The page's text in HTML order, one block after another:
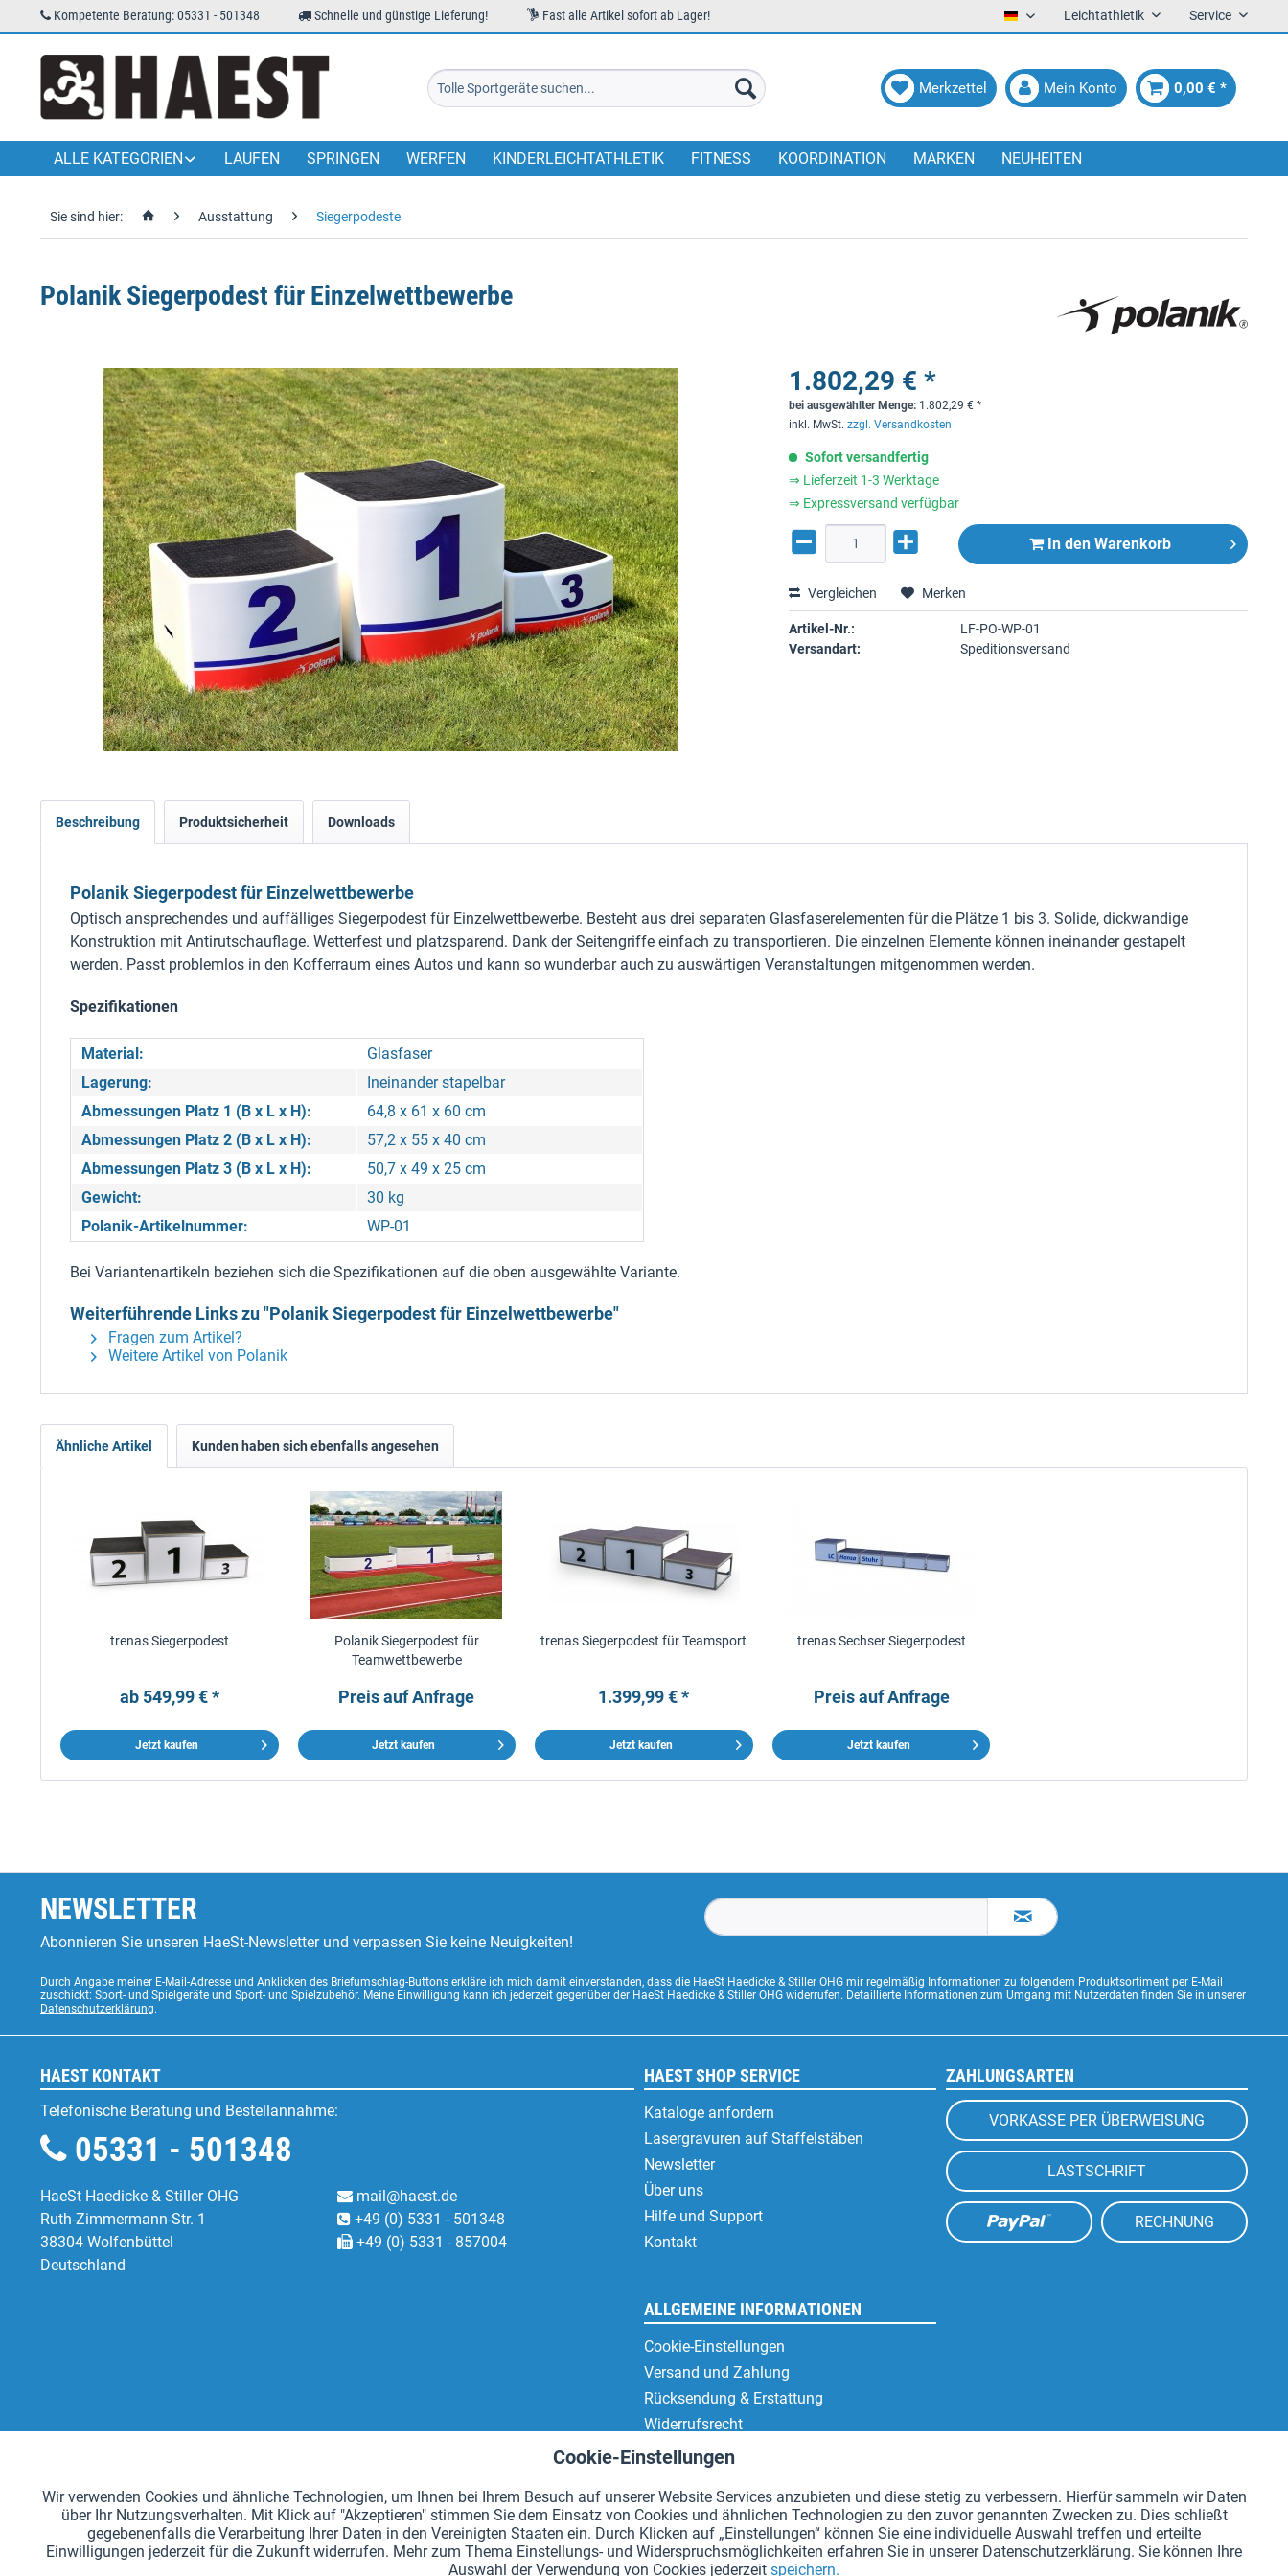
Kompetente Beratung: 05331 - 501348 Schnelle und günstige Lieferung! Fast alle Artikel sofort ab Lager! DeutschLeichtathletik Service
Merkzettel Mein Konto 0,00 € *
ALLE KATEGORIEN LAUFEN SPRINGEN WERFEN KINDERLEICHTATHLETIK FITNESS KOORDINATION MARKEN NEUHEITEN
Sie sind hier: Ausstattung Siegerpodeste
Polanik Siegerpodest für Einzelwettbewerbe
1.802,29 € *
bei ausgewählter Menge: 1.802,29 € *
inkl. MwSt.zzgl. Versandkosten
Sofort versandfertig
⇒ Lieferzeit 1-3 Werktage
⇒ Expressversand verfügbar
In den Warenkorb
Vergleichen Merken
Artikel-Nr.:
LF-PO-WP-01
Versandart:
Speditionsversand
Beschreibung Produktsicherheit Downloads
Polanik Siegerpodest für Einzelwettbewerbe
Optisch ansprechendes und auffälliges Siegerpodest für Einzelwettbewerbe. Besteht aus drei separaten Glasfaserelementen für die Plätze 1 bis 3. Solide, dickwandige
Konstruktion mit Antirutschauflage. Wetterfest und platzsparend. Dank der Seitengriffe einfach zu transportieren. Die einzelnen Elemente können ineinander gestapelt
werden. Passt problemlos in den Kofferraum eines Autos und kann so wunderbar auch zu auswärtigen Veranstaltungen mitgenommen werden.
Spezifikationen
Material:
Glasfaser
Lagerung:
Ineinander stapelbar
Abmessungen Platz 1 (B x L x H):
64,8 x 61 x 60 cm
Abmessungen Platz 2 (B x L x H):
57,2 x 55 x 40 cm
Abmessungen Platz 3 (B x L x H):
50,7 x 49 x 25 cm
Gewicht:
30 kg
Polanik-Artikelnummer:
WP-01
Bei Variantenartikeln beziehen sich die Spezifikationen auf die oben ausgewählte Variante.
Weiterführende Links zu "Polanik Siegerpodest für Einzelwettbewerbe"
Fragen zum Artikel?
Weitere Artikel von Polanik
Ähnliche Artikel Kunden haben sich ebenfalls angesehen
trenas Siegerpodest
ab 549,99 € *
Jetzt kaufen
Polanik Siegerpodest für
Teamwettbewerbe
Preis auf Anfrage
Jetzt kaufen
trenas Siegerpodest für Teamsport
1.399,99 € *
Jetzt kaufen
trenas Sechser Siegerpodest
Preis auf Anfrage
Jetzt kaufen
NEWSLETTER
Abonnieren Sie unseren HaeSt-Newsletter und verpassen Sie keine Neuigkeiten!
Durch Angabe meiner E-Mail-Adresse und Anklicken des Briefumschlag-Buttons erkläre ich mich damit einverstanden, dass die HaeSt Haedicke & Stiller OHG mir regelmäßig Informationen zu folgendem Produktsortiment per E-Mail
zuschickt: Sport- und Spielgeräte und Sport- und Spielzubehör. Meine Einwilligung kann ich jederzeit gegenüber der HaeSt Haedicke & Stiller OHG widerrufen. Detaillierte Informationen zum Umgang mit Nutzerdaten finden Sie in unserer
Datenschutzerklärung.
HAEST KONTAKT
Telefonische Beratung und Bestellannahme:
05331 - 501348
HaeSt Haedicke & Stiller OHG
Ruth-Zimmermann-Str. 1
38304 Wolfenbüttel
Deutschland
mail@haest.de
+49 (0) 5331 - 501348
+49 (0) 5331 - 857004
HAEST SHOP SERVICE
Kataloge anfordern
Lasergravuren auf Staffelstäben
Newsletter
Über uns
Hilfe und Support
Kontakt
ALLGEMEINE INFORMATIONEN
Cookie-Einstellungen
Versand und Zahlung
Rücksendung & Erstattung
Widerrufsrecht
Datenschutz
Impressum
ZAHLUNGSARTEN
VORKASSE PER ÜBERWEISUNG
LASTSCHRIFT
RECHNUNG
Tracking Aktiv
Cookie-Einstellungen
Wir verwenden Cookies und ähnliche Technologien, um Ihnen bei Ihrem Besuch auf unserer Website Services anzubieten und diese stetig zu verbessern. Hierfür sammeln wir Daten
über Ihr Nutzungsverhalten. Mit Klick auf "Akzeptieren" stimmen Sie dem Einsatz von Cookies und ähnlichen Technologien zu den zuvor genannten Zwecken zu. Dies schließt
gegebenenfalls die Verarbeitung Ihrer Daten in den Vereinigten Staaten ein. Durch Klicken auf „Einstellungen“ können Sie eine individuelle Auswahl treffen und erteilte
Einwilligungen jederzeit für die Zukunft widerrufen. Mehr zum Thema Einstellungs- und Widerspruchsmöglichkeiten erfahren Sie in unserer Datenschutzerklärung. Sie können Ihre
Auswahl der Verwendung von Cookies jederzeit speichern.